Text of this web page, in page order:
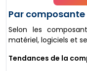
Par composante
Selon les
matériel, logiciels et
Tendances de la